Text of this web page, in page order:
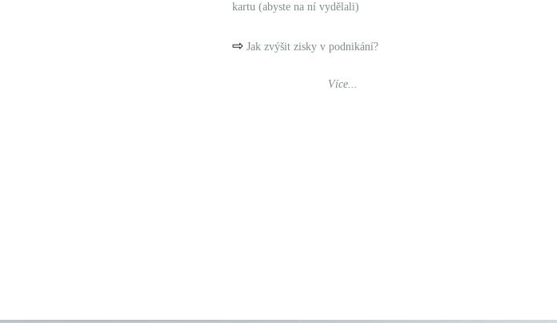
kartu (abyste na ní vydělali)
⇨ Jak zvýšit zisky v podnikání?
Více...